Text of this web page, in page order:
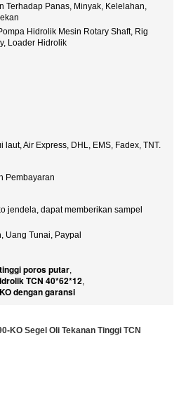
Terhadap Panas, Minyak, Kelelahan,
Hidrolik Mesin Rotary Shaft, Rig
Loader Hidrolik
laut, Air Express, DHL, EMS, Fadex, TNT.
Pembayaran
jendela, dapat memberikan sampel
Uang Tunai, Paypal
poros putar,
TCN 40*62*12,
dengan garansi
KO Segel Oli Tekanan Tinggi TCN